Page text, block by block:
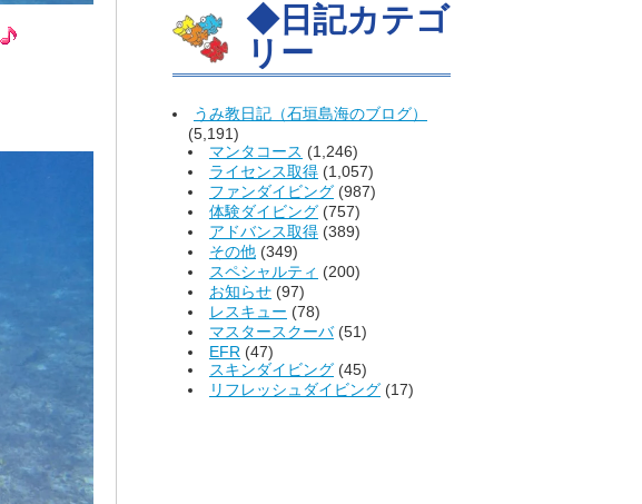
◆日記カテゴ
リー
うみ教日記（石垣島海のブログ）
(5,191)
マンタコース (1,246)
ライセンス取得 (1,057)
ファンダイビング (987)
体験ダイビング (757)
アドバンス取得 (389)
その他 (349)
スペシャルティ (200)
お知らせ (97)
レスキュー (78)
マスタースクーバ(51)
EFR (47)
スキンダイビング (45)
リフレッシュダイビング (17)